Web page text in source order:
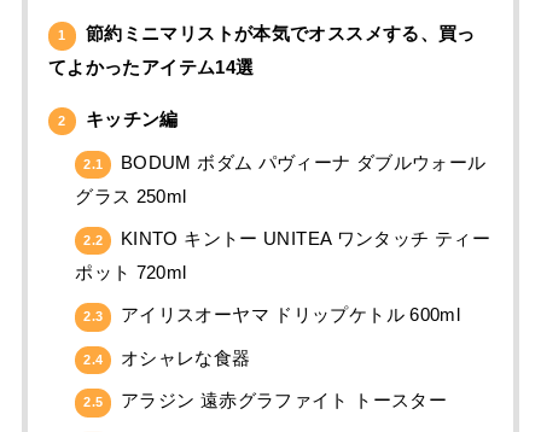
1
節約ミニマリストが本気でオススメする、買っ
てよかったアイテム14選
2 キッチン編
2.1
BODUM ボダム パヴィーナ ダブルウォール
グラス 250ml
2.2
KINTO キントー UNITEA ワンタッチ ティー
ポット 720ml
2.3 アイリスオーヤマ ドリップケトル 600ml
2.4 オシャレな食器
2.5 アラジン 遠赤グラファイト トースター